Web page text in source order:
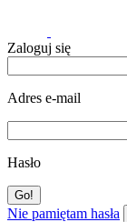
Zaloguj się
Adres e-mail
Hasło
Nie pamiętam hasła